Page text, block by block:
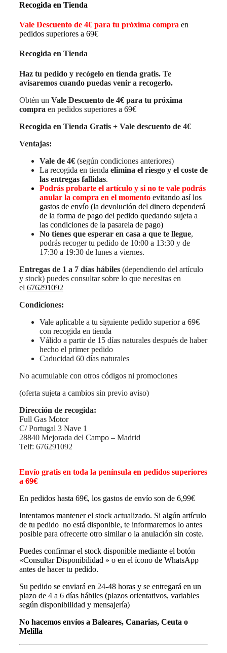
Recogida en Tienda
Vale Descuento de 4€ para tu próxima compra en
pedidos superiores a 69€
Recogida en Tienda
Haz tu pedido y recógelo en tienda gratis. Te
avisaremos cuando puedas venir a recogerlo.
Obtén un Vale Descuento de 4€ para tu próxima
compra en pedidos superiores a 69€
Recogida en Tienda Gratis + Vale descuento de 4€
Ventajas:
Vale de 4€ (según condiciones anteriores)
La recogida en tienda elimina el riesgo y el coste de
las entregas fallidas.
Podrás probarte el artículo y si no te vale podrás
anular la compra en el momento evitando así los
gastos de envío (la devolución del dinero dependerá
de la forma de pago del pedido quedando sujeta a
las condiciones de la pasarela de pago)
No tienes que esperar en casa a que te llegue,
podrás recoger tu pedido de 10:00 a 13:30 y de
17:30 a 19:30 de lunes a viernes.
Entregas de 1 a 7 días hábiles (dependiendo del artículo
y stock) puedes consultar sobre lo que necesitas en
el 676291092
Condiciones:
Vale aplicable a tu siguiente pedido superior a 69€
con recogida en tienda
Válido a partir de 15 días naturales después de haber
hecho el primer pedido
Caducidad 60 días naturales
No acumulable con otros códigos ni promociones
(oferta sujeta a cambios sin previo aviso)
Dirección de recogida:
Full Gas Motor
C/ Portugal 3 Nave 1
28840 Mejorada del Campo – Madrid
Telf: 676291092
Envío gratis en toda la península en pedidos superiores
a 69€
En pedidos hasta 69€, los gastos de envío son de 6,99€
Intentamos mantener el stock actualizado. Si algún artículo
de tu pedido no está disponible, te informaremos lo antes
posible para ofrecerte otro similar o la anulación sin coste.
Puedes confirmar el stock disponible mediante el botón
«Consultar Disponibilidad » o en el ícono de WhatsApp
antes de hacer tu pedido.
Su pedido se enviará en 24-48 horas y se entregará en un
plazo de 4 a 6 días hábiles (plazos orientativos, variables
según disponibilidad y mensajería)
No hacemos envíos a Baleares, Canarias, Ceuta o
Melilla